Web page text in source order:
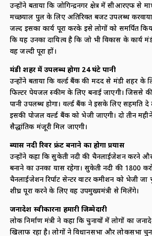
उन्होंने बताया कि जोगिन्द्रनगर क्षेत्र में सीआरएफ से
मच्छयाल पुल के लिए अतिरिक्त बजट उपलब्ध
जल्द इसका कार्य पूरा करके इसे लोगों को समर्पित
कि यह उनका दायित्व है कि जो भी विकास के कार्य
वह जल्दी पूरा हों।
मंडी शहर में उपलब्ध होगा 24 घंटे पानी
उन्होंने बताया कि वर्ल्ड बैंक की मदद से मंडी शहर के
फिल्टर पेयजल स्कीम के लिए बनाई जाएगी। जिससे
पानी उपलब्ध होगा। वर्ल्ड बैंक ने इसके लिए सहमति
इसकी प्रपोजल वर्ल्ड बैंक को भेजी जाएगी। दो तीन
सैद्धांतिक मंजूरी मिल जाएगी।
ब्यास नदी रिवर फ्रंट बनाने का होगा प्रयास
उन्होंने कहा कि सुकेती नदी की चैनलाईजेशन करने और
बनाने का उनका प्रयास रहेगा। सुकेती नदी की 1800
चैनलाईजेशन रिर्पाट सेन्टर वाटर कमीशन को भेजी
शीघ्र पूरा करने के लिए वह उपमुख्यमंत्री से मिलेंगे।
जनादेश स्वीकारना हमारी जिम्मेदारी
लोक निर्माण मंत्री ने कहा कि चुनावों में लोगों का
खिलाफ रहा है। लोगों ने विधानसभा और लोकसभा